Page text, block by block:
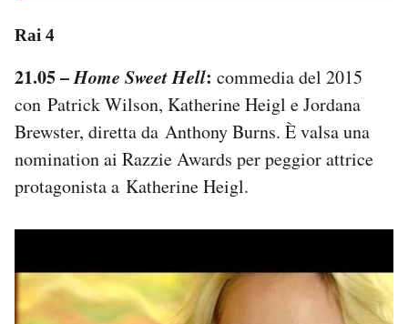
Rai 4
21.05 –Home Sweet Hell: commedia del 2015
con Patrick Wilson, Katherine Heigl e Jordana
Brewster, diretta da Anthony Burns. È valsa una
nomination ai Razzie Awards per peggior attrice
protagonista a Katherine Heigl.